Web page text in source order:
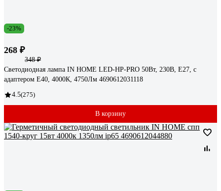
-23%
268 ₽
348 ₽
Светодиодная лампа IN HOME LED-HP-PRO 50Вт, 230В, Е27, с
адаптером E40, 4000К, 4750Лм 4690612031118
4.5(275)
В корзину